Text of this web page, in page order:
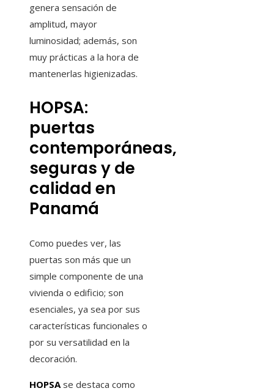
genera sensación de
amplitud, mayor
luminosidad; además, son
muy prácticas a la hora de
mantenerlas higienizadas.
HOPSA:
puertas
contemporáneas,
seguras y de
calidad en
Panamá
Como puedes ver, las
puertas son más que un
simple componente de una
vivienda o edificio; son
esenciales, ya sea por sus
características funcionales o
por su versatilidad en la
decoración.
HOPSA se destaca como